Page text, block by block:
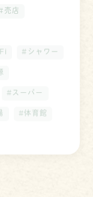
売店
#シャワー
#スーパー
#体育館